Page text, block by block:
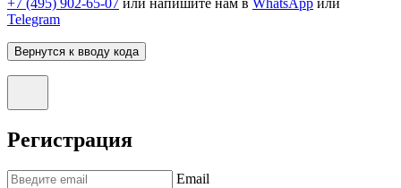
+7 (495) 902-65-07 или напишите нам в WhatsApp или
Telegram
Вернутся к вводу кода
Регистрация
Email